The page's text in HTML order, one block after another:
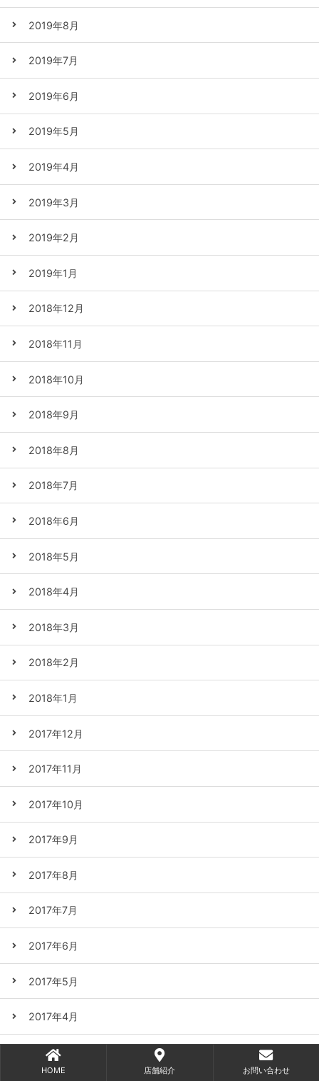
2019年8月
2019年7月
2019年6月
2019年5月
2019年4月
2019年3月
2019年2月
2019年1月
2018年12月
2018年11月
2018年10月
2018年9月
2018年8月
2018年7月
2018年6月
2018年5月
2018年4月
2018年3月
2018年2月
2018年1月
2017年12月
2017年11月
2017年10月
2017年9月
2017年8月
2017年7月
2017年6月
2017年5月
2017年4月
2017年3月
HOME 店舗紹介 お問い合わせ